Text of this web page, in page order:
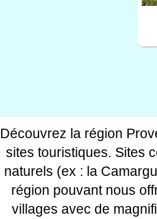
Découvrez la région
sites touristiques. Sites
naturels (ex : la
région pouvant nous
villages avec de